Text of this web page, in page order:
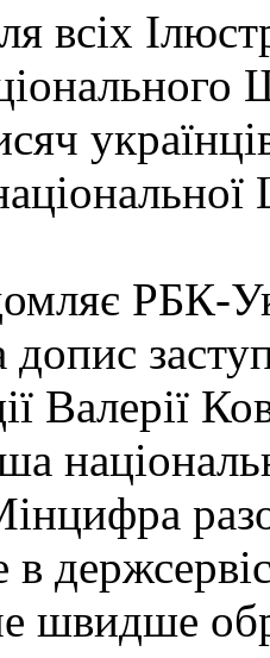
всіх
РБК-
Валерії
швидше